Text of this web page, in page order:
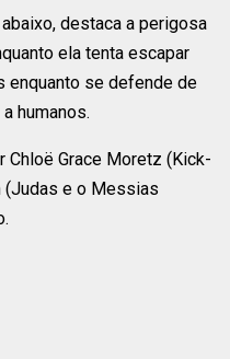
destaca a perigosa
ela tenta escapar
enquanto se defende de
humanos.
Grace Moretz (Kick-
(Judas e o Messias